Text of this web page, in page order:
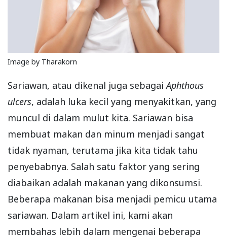
Image by Tharakorn
Sariawan, atau dikenal juga sebagaiAphthous
ulcers, adalah luka kecil yang menyakitkan, yang
muncul di dalam mulut kita. Sariawan bisa
membuat makan dan minum menjadi sangat
tidak nyaman, terutama jika kita tidak tahu
penyebabnya. Salah satu faktor yang sering
diabaikan adalah makanan yang dikonsumsi.
Beberapa makanan bisa menjadi pemicu utama
sariawan. Dalam artikel ini, kami akan
membahas lebih dalam mengenai beberapa